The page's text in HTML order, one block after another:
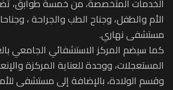
الأم والطفل، وجناح الطب والجراحة ،
مستشفى نهاري.
كما سيضم المركز الاستشفائي الجامعي
المستعجلات، ووحدة للعناية المركزة
وقسم الولادة، بالإضافة إلى مستشفى